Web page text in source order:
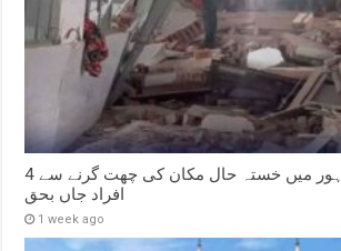
ہربنس پورہ لاہور میں خستہ حال مکان کی چھت گرنے سے 4
افراد جاں بحق
1 week ago